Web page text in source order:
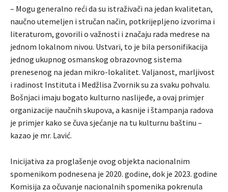
– Mogu generalno reći da su istraživači na jedan kvalitetan,
naučno utemeljen i stručan način, potkrijepljeno izvorima i
literaturom, govorili o važnosti i značaju rada medrese na
jednom lokalnom nivou. Ustvari, to je bila personifikacija
jednog ukupnog osmanskog obrazovnog sistema
prenesenog na jedan mikro-lokalitet. Valjanost, marljivost
i radinost Instituta i Medžlisa Zvornik su za svaku pohvalu.
Bošnjaci imaju bogato kulturno naslijeđe, a ovaj primjer
organizacije naučnih skupova, a kasnije i štampanja radova
je primjer kako se čuva sjećanje na tu kulturnu baštinu –
kazao je mr. Lavić.
Inicijativa za proglašenje ovog objekta nacionalnim
spomenikom podnesena je 2020. godine, dok je 2023. godine
Komisija za očuvanje nacionalnih spomenika pokrenula